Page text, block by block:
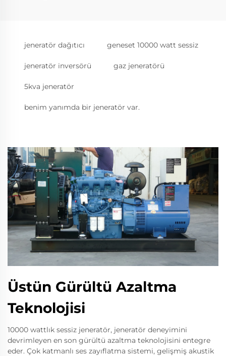
jeneratör dağıtıcı geneset 10000 watt sessiz
jeneratör inversörü gaz jeneratörü
5kva jeneratör
benim yanımda bir jeneratör var.
Üstün Gürültü Azaltma
Teknolojisi
10000 wattlık sessiz jeneratör, jeneratör deneyimini
devrimleyen en son gürültü azaltma teknolojisini entegre
eder. Çok katmanlı ses zayıflatma sistemi, gelişmiş akustik